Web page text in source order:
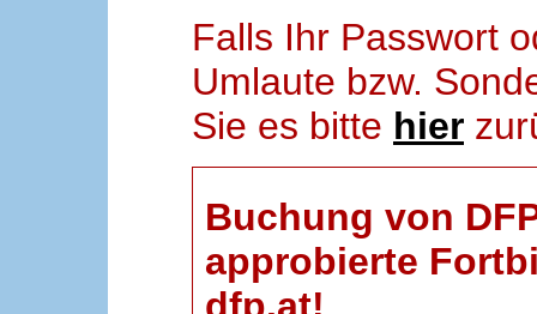
Falls Ihr Passwort
Umlaute bzw.
Sie es bitte hier
Buchung von
approbierte